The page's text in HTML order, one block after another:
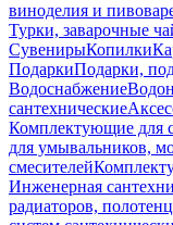
виноделия и
Турки, заварочные
СувенирыКопилки
ПодаркиПодарки,
Водоснабжение
сантехнические
Комплектующие для
для умывальников,
смесителей
Инженерная
радиаторов,